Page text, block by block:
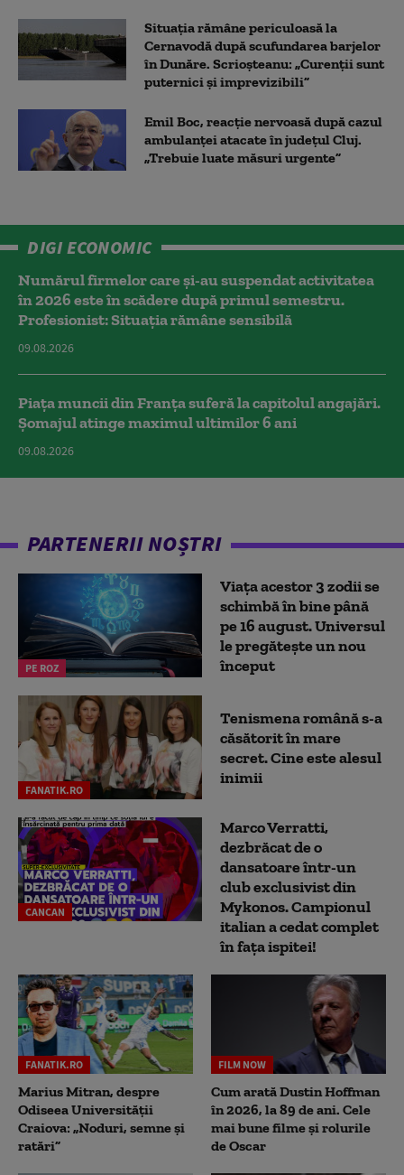
Situația rămâne periculoasă la
Cernavodă după scufundarea barjelor
în Dunăre. Scrioșteanu: „Curenții sunt
puternici și imprevizibili”
Emil Boc, reacție nervoasă după cazul
ambulanței atacate în județul Cluj.
„Trebuie luate măsuri urgente”
DIGI ECONOMIC
Numărul firmelor care și-au suspendat activitatea
în 2026 este în scădere după primul semestru.
Profesionist: Situația rămâne sensibilă
09.08.2026
Piața muncii din Franța suferă la capitolul angajări.
Șomajul atinge maximul ultimilor 6 ani
09.08.2026
PARTENERII NOȘTRI
PE ROZ
Viața acestor 3 zodii se
schimbă în bine până
pe 16 august. Universul
le pregătește un nou
început
FANATIK.RO
Tenismena română s-a
căsătorit în mare
secret. Cine este alesul
inimii
CANCAN
Marco Verratti,
dezbrăcat de o
dansatoare într-un
club exclusivist din
Mykonos. Campionul
italian a cedat complet
în fața ispitei!
FANATIK.RO
Marius Mitran, despre
Odiseea Universității
Craiova: „Noduri, semne și
ratări”
FILM NOW
Cum arată Dustin Hoffman
în 2026, la 89 de ani. Cele
mai bune filme și rolurile
de Oscar